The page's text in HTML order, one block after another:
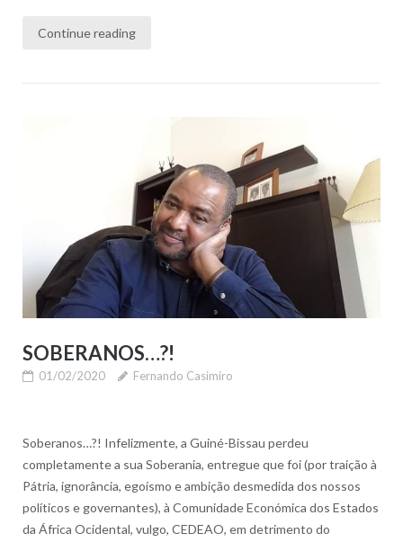
Continue reading
SOBERANOS…?!
01/02/2020 Fernando Casimiro
Soberanos…?! Infelizmente, a Guiné-Bissau perdeu
completamente a sua Soberania, entregue que foi (por traição à
Pátria, ignorância, egoísmo e ambição desmedida dos nossos
políticos e governantes), à Comunidade Económica dos Estados
da África Ocidental, vulgo, CEDEAO, em detrimento do